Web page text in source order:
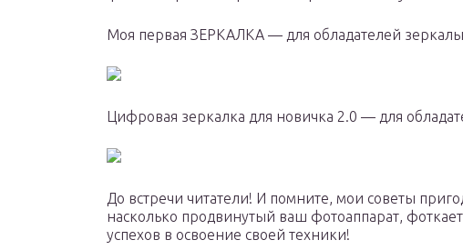
Моя первая ЗЕРКАЛКА — для обладателей
Цифровая зеркалка для новичка 2.0 — для
До встречи читатели! И помните, мои советы
насколько продвинутый ваш фотоаппарат,
успехов в освоение своей техники!